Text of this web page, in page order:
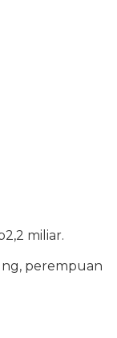
miliar.
perempuan